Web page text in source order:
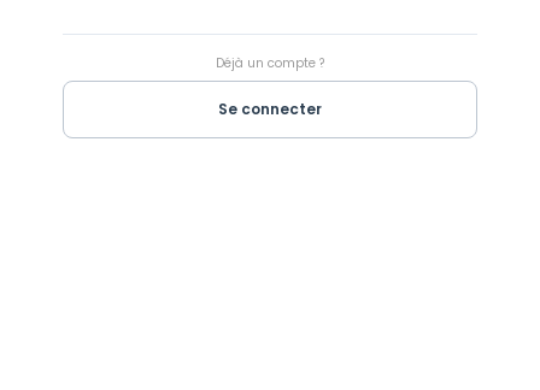
Déjà un compte ?
Se connecter